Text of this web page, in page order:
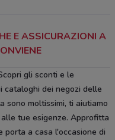
E ASSICURAZIONI A
gli sconti e le
cataloghi dei negozi delle
sono moltissimi, ti aiutiamo
tue esigenze. Approfitta
a casa l'occasione di